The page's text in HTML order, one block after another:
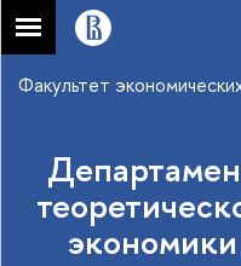
Факультет
экономики